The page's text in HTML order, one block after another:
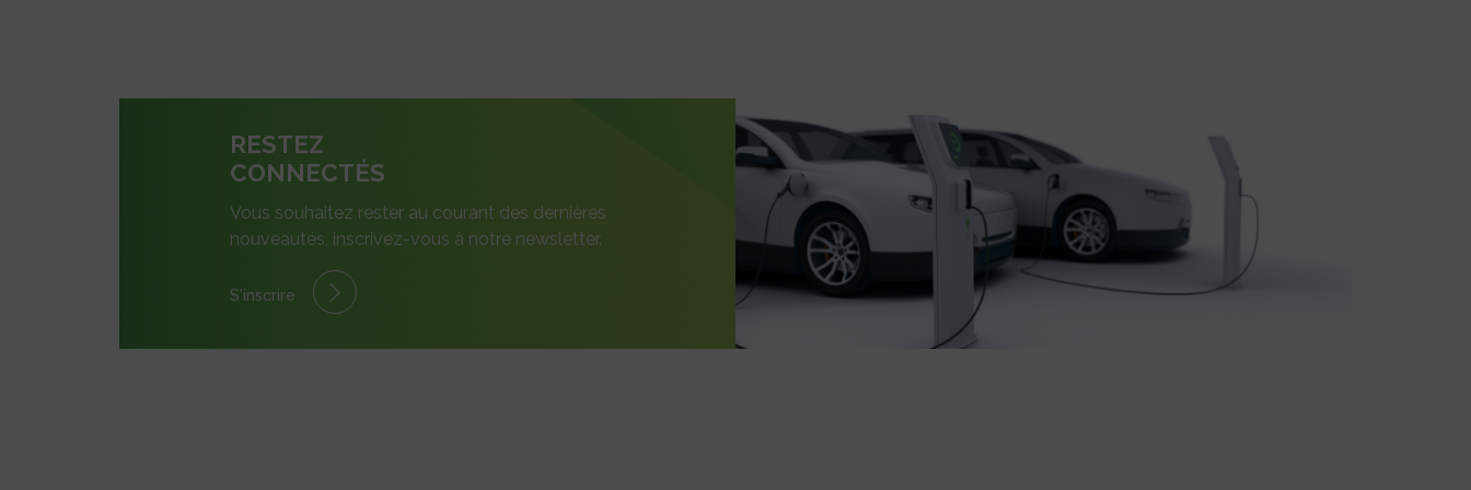
RESTEZ
CONNECTÉS
Vous souhaitez rester au courant des dernières
nouveautés, inscrivez-vous à notre newsletter.
S'inscrire